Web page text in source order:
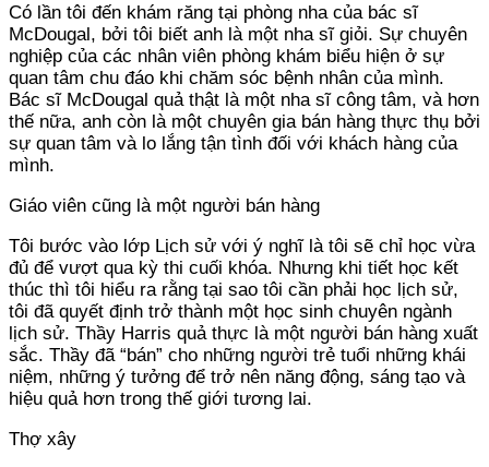
Có lần tôi đến khám răng tại phòng nha của bác sĩ
McDougal, bởi tôi biết anh là một nha sĩ giỏi. Sự chuyên
nghiệp của các nhân viên phòng khám biểu hiện ở sự
quan tâm chu đáo khi chăm sóc bệnh nhân của mình.
Bác sĩ McDougal quả thật là một nha sĩ công tâm, và hơn
thế nữa, anh còn là một chuyên gia bán hàng thực thụ bởi
sự quan tâm và lo lắng tận tình đối với khách hàng của
mình.
Giáo viên cũng là một người bán hàng
Tôi bước vào lớp Lịch sử với ý nghĩ là tôi sẽ chỉ học vừa
đủ để vượt qua kỳ thi cuối khóa. Nhưng khi tiết học kết
thúc thì tôi hiểu ra rằng tại sao tôi cần phải học lịch sử,
tôi đã quyết định trở thành một học sinh chuyên ngành
lịch sử. Thầy Harris quả thực là một người bán hàng xuất
sắc. Thầy đã “bán” cho những người trẻ tuổi những khái
niệm, những ý tưởng để trở nên năng động, sáng tạo và
hiệu quả hơn trong thế giới tương lai.
Thợ xây